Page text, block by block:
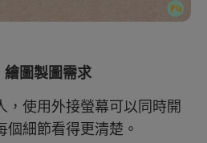
繪圖製圖需求
，使用外接螢幕可以同時開
個細節看得更清楚。